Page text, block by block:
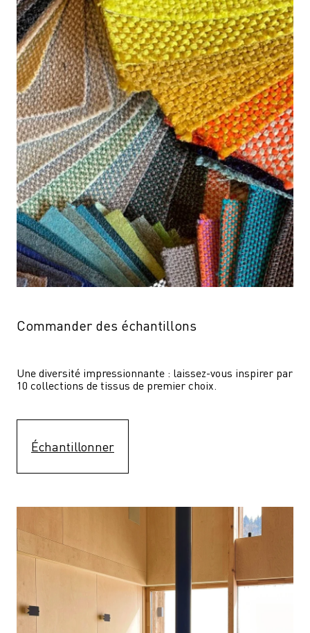
Commander des échantillons
Une diversité impressionnante : laissez-vous inspirer par
10 collections de tissus de premier choix.
Échantillonner